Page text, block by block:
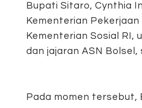
Bupati Sitaro, Cynthia
Kementerian
Kementerian Sosial RI,
dan jajaran ASN
Pada momen tersebut,